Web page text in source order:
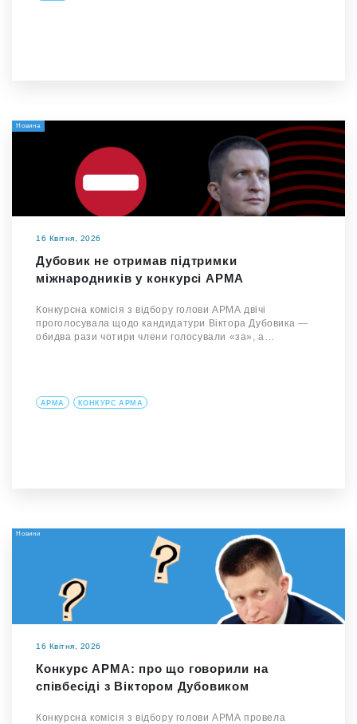
Новина
16 Квітня, 2026
Дубовик не отримав підтримки
міжнародників у конкурсі АРМА
Конкурсна комісія з відбору голови АРМА двічі
проголосувала щодо кандидатури Віктора Дубовика —
обидва рази чотири члени голосували «за», а…
АРМА КОНКУРС АРМА
Новини
16 Квітня, 2026
Конкурс АРМА: про що говорили на
співбесіді з Віктором Дубовиком
Конкурсна комісія з відбору голови АРМА провела